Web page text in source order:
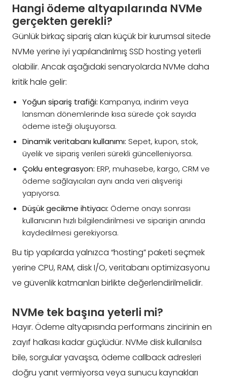
Hangi ödeme altyapılarında NVMe
gerçekten gerekli?
Günlük birkaç sipariş alan küçük bir kurumsal sitede
NVMe yerine iyi yapılandırılmış SSD hosting yeterli
olabilir. Ancak aşağıdaki senaryolarda NVMe daha
kritik hale gelir:
Yoğun sipariş trafiği: Kampanya, indirim veya
lansman dönemlerinde kısa sürede çok sayıda
ödeme isteği oluşuyorsa.
Dinamik veritabanı kullanımı: Sepet, kupon, stok,
üyelik ve sipariş verileri sürekli güncelleniyorsa.
Çoklu entegrasyon: ERP, muhasebe, kargo, CRM ve
ödeme sağlayıcıları aynı anda veri alışverişi
yapıyorsa.
Düşük gecikme ihtiyacı: Ödeme onayı sonrası
kullanıcının hızlı bilgilendirilmesi ve siparişin anında
kaydedilmesi gerekiyorsa.
Bu tip yapılarda yalnızca “hosting” paketi seçmek
yerine CPU, RAM, disk I/O, veritabanı optimizasyonu
ve güvenlik katmanları birlikte değerlendirilmelidir.
NVMe tek başına yeterli mi?
Hayır. Ödeme altyapısında performans zincirinin en
zayıf halkası kadar güçlüdür. NVMe disk kullanılsa
bile, sorgular yavaşsa, ödeme callback adresleri
doğru yanıt vermiyorsa veya sunucu kaynakları